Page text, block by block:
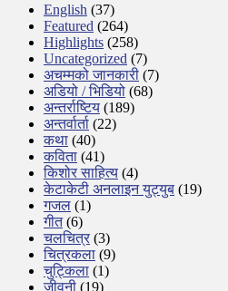
English (37)
Featured (264)
Highlights (258)
Uncategorized (7)
अचम्मको जानकारी (7)
अडियो / भिडियो (68)
अन्तर्राष्टिय (189)
अन्तर्वार्ता (22)
कथा (40)
कविता (41)
किशोर साहित्य (4)
केटाकेटी अनलाइन युट्युब (19)
गजल (1)
गीत(6)
चलचित्र (3)
चित्रकला (9)
चुट्किला (1)
जीवनी (19)